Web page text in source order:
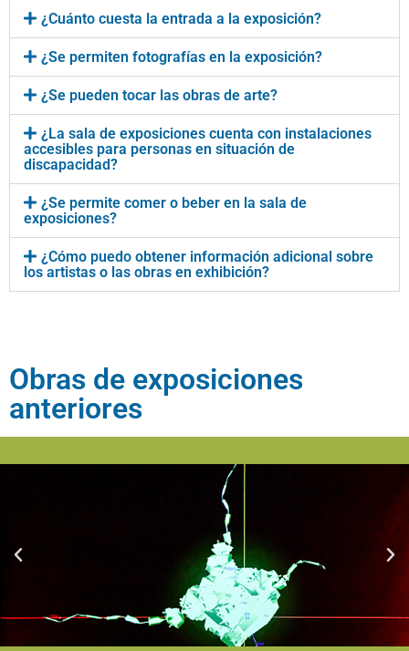
¿Cuánto cuesta la entrada a la exposición?
¿Se permiten fotografías en la exposición?
¿Se pueden tocar las obras de arte?
¿La sala de exposiciones cuenta con instalaciones
accesibles para personas en situación de
discapacidad?
¿Se permite comer o beber en la sala de
exposiciones?
¿Cómo puedo obtener información adicional sobre
los artistas o las obras en exhibición?
Obras de exposiciones
anteriores